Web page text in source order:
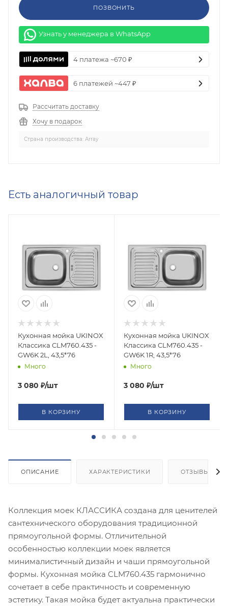
ПОЗВОНИТЬ
Узнать у менеджера в WhatsApp
4 платежа ~670 ₽
6 платежей ~447 ₽
Рассчитать доставку
Хочу в подарок
Страна производства: Array
Есть аналогичный товар
Кухонная мойка UKINOX
Классика CLM760.435 -
GW6K 2L, 43,5*76
Много
3 080 ₽/шт
В КОРЗИНУ
Кухонная мойка UKINOX
Классика CLM760.435 -
GW6K 1R, 43,5*76
Много
3 080 ₽/шт
В КОРЗИНУ
ОПИСАНИЕ ХАРАКТЕРИСТИКИ ОТЗЫВЫ
Коллекция моек КЛАССИКА создана для ценителей
сантехнического оборудования традиционной
прямоугольной формы. Отличительной
особенностью коллекции моек является
минималистичный дизайн и чаши прямоугольной
формы. Кухонная мойка CLM760.435 гармонично
сочетает в себе практичность и современную
эстетику. Такая мойка будет актуальна практически